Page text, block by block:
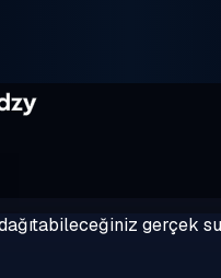
gerçek